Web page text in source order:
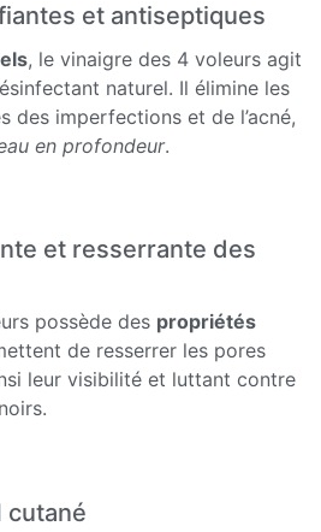
et antiseptiques
, le vinaigre des 4 voleurs agit
naturel. Il élimine les
des imperfections et de l’acné,
en profondeur.
et resserrante des
possède des propriétés
de resserrer les pores
leur visibilité et luttant contre
cutané